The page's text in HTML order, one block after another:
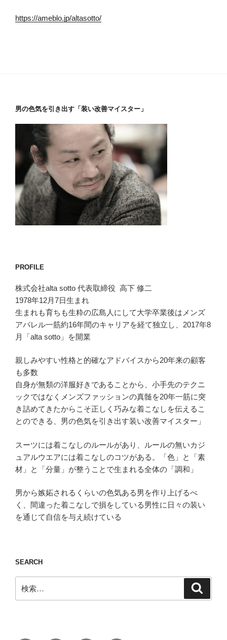
https://ameblo.jp/altasotto/
男の色気を引き出す「装い改善マイスター」
PROFILE
株式会社alta sotto 代表取締役 高下 修二
1978年12月7日生まれ
生まれも育ちも生粋の広島人にして大学卒業後はメンズ
アパレル一筋約16年間のキャリアを経て独立し、2017年8
月「alta sotto」を開業
親しみやすい性格と的確なアドバイスから20年来の顧客
も多数
自身が無類の洋服好きであることから、小手先のテクニ
ックではなくメンズファッションの真髄を20年一筋に突
き詰めてきたからこそ正しく巧みな着こなしを伝えるこ
とのできる、男の色気を引き出す装い改善マイスター」
スーツには着こなしのルールがあり、ルールの無いカジ
ュアルウエアには着こなしのコツがある。「色」と「素
材」と「分量」が整うことで生まれる全体の「調和」
男から嫉妬されるくらいの色気ある男を作り上げるべ
く、間違った着こなしで損をしている男性に日々の装い
を通じて自信を与え続けている
SEARCH
索: